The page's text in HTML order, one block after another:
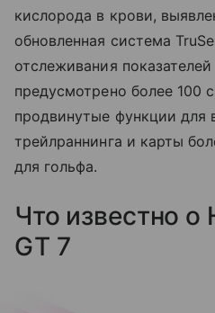
кислорода в крови,
обновленная система
отслеживания
предусмотрено более 100
продвинутые функции для
трейлраннинга и карты
для гольфа.
Что известно о
GT 7